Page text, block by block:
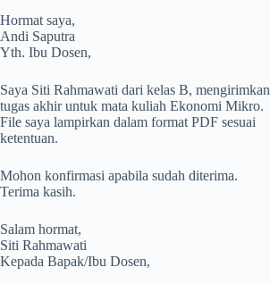
Hormat saya,
Andi Saputra
Yth. Ibu Dosen,
Saya Siti Rahmawati dari kelas B, mengirimkan
tugas akhir untuk mata kuliah Ekonomi Mikro.
File saya lampirkan dalam format PDF sesuai
ketentuan.
Mohon konfirmasi apabila sudah diterima.
Terima kasih.
Salam hormat,
Siti Rahmawati
Kepada Bapak/Ibu Dosen,